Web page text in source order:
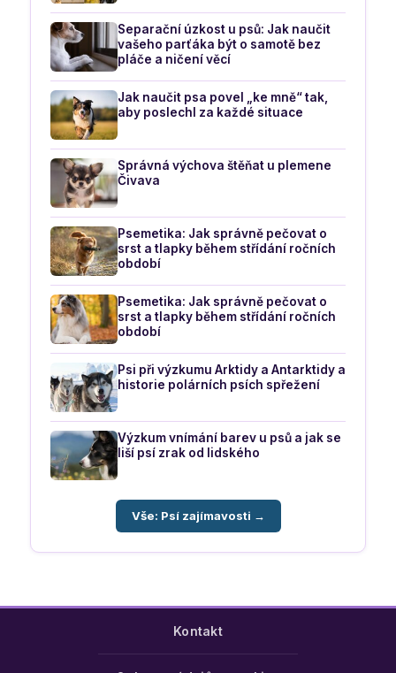
Separační úzkost u psů: Jak naučit
vašeho parťáka být o samotě bez
pláče a ničení věcí
Jak naučit psa povel „ke mně“ tak,
aby poslechl za každé situace
Správná výchova štěňat u plemene
Čivava
Psemetika: Jak správně pečovat o
srst a tlapky během střídání ročních
období
Psemetika: Jak správně pečovat o
srst a tlapky během střídání ročních
období
Psi při výzkumu Arktidy a Antarktidy a
historie polárních psích spřežení
Výzkum vnímání barev u psů a jak se
liší psí zrak od lidského
Vše: Psí zajímavosti →
Kontakt